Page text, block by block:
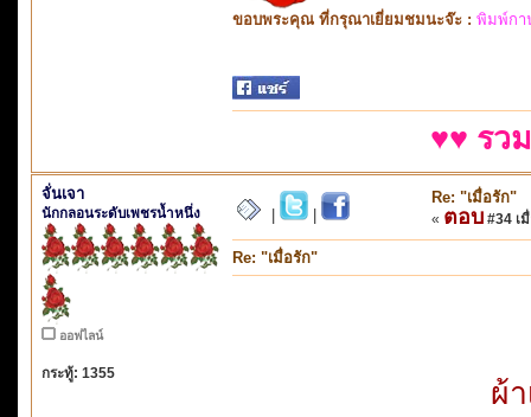
ขอบพระคุณ ที่กรุณาเยี่ยมชมนะจ๊ะ : พิมพ์กา
♥♥ รว
จั่นเจา
นักกลอนระดับเพชรน้ำหนึ่ง
ออฟไลน์
กระทู้: 1355
Re: "เมื่อรัก"
« ตอบ #34 เ
Re: "เมื่อรัก"
ผ้